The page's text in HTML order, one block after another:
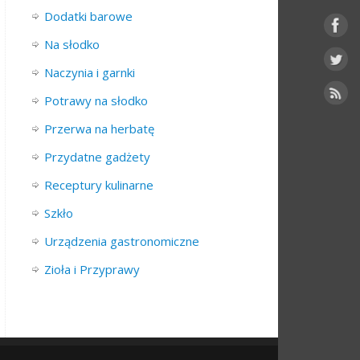
Dodatki barowe
Na słodko
Naczynia i garnki
Potrawy na słodko
Przerwa na herbatę
Przydatne gadżety
Receptury kulinarne
Szkło
Urządzenia gastronomiczne
Zioła i Przyprawy